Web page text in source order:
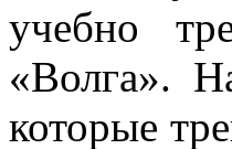
учебно
«Волга».
которые